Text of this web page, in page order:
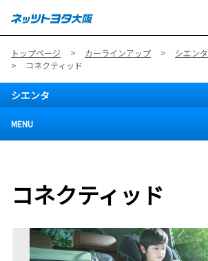
トップページ カーラインアップ
シエンタ
コネクティッド
シエンタ
MENU
コネクティッド